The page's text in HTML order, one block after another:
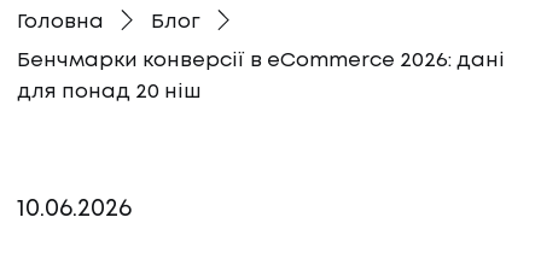
Головна Блог
Бенчмарки конверсії в eCommerce 2026: дані
для понад 20 ніш
10.06.2026